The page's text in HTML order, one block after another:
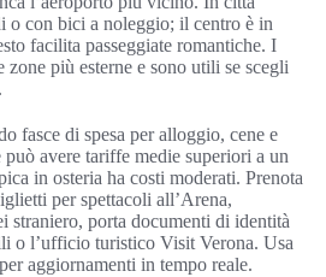
o con bici a noleggio; il centro è in
facilita passeggiate romantiche. I
più esterne e sono utili se scegli
fasce di spesa per alloggio, cene e
avere tariffe medie superiori a un
in osteria ha costi moderati. Prenota
per spettacoli all’Arena,
straniero, porta documenti di identità
o l’ufficio turistico Visit Verona. Usa
aggiornamenti in tempo reale.